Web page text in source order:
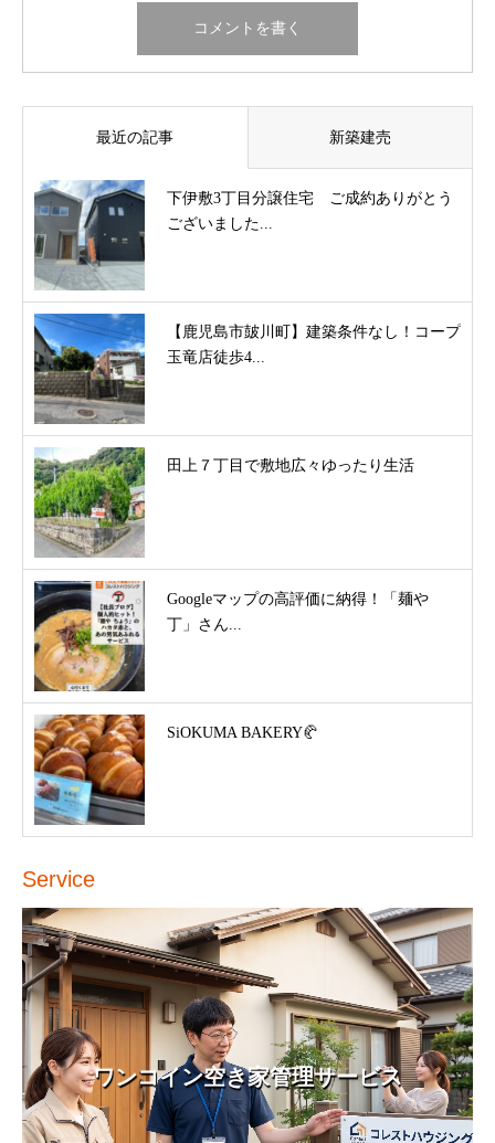
最近の記事 新築建売
下伊敷3丁目分譲住宅 ご成約ありがとう
ございました...
【鹿児島市皷川町】建築条件なし！コープ
玉竜店徒歩4...
田上７丁目で敷地広々ゆったり生活
Googleマップの高評価に納得！「麺や
丁」さん...
SiOKUMA BAKERY🥐
Service
ワンコイン空き家管理サービス